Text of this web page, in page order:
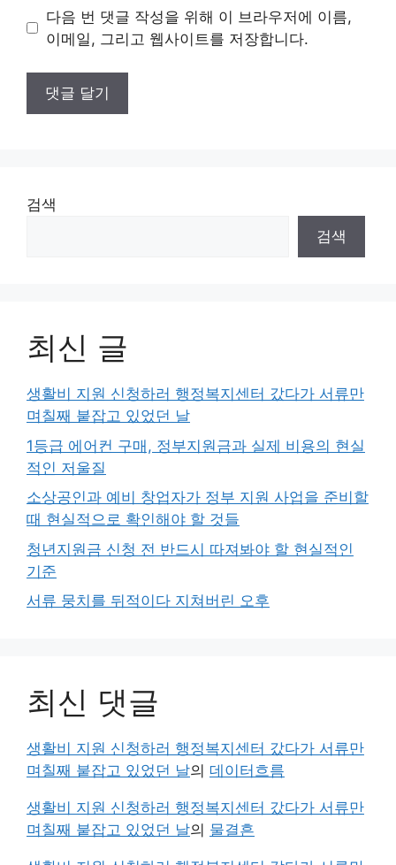
트
다음 번 댓글 작성을 위해 이 브라우저에 이름,
이메일, 그리고 웹사이트를 저장합니다.
검색
검색
최신 글
생활비 지원 신청하러 행정복지센터 갔다가 서류만
며칠째 붙잡고 있었던 날
1등급 에어컨 구매, 정부지원금과 실제 비용의 현실
적인 저울질
소상공인과 예비 창업자가 정부 지원 사업을 준비할
때 현실적으로 확인해야 할 것들
청년지원금 신청 전 반드시 따져봐야 할 현실적인
기준
서류 뭉치를 뒤적이다 지쳐버린 오후
최신 댓글
생활비 지원 신청하러 행정복지센터 갔다가 서류만
며칠째 붙잡고 있었던 날의 데이터흐름
생활비 지원 신청하러 행정복지센터 갔다가 서류만
며칠째 붙잡고 있었던 날의 물결흔